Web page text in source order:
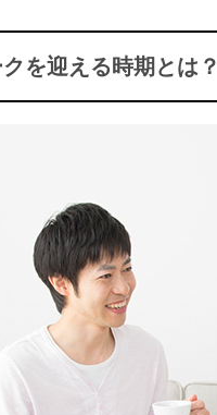
を迎える時期とは？